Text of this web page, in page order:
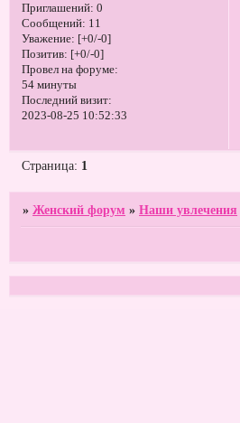
Приглашений: 0
Сообщений: 11
Уважение: [+0/-0]
Позитив: [+0/-0]
Провел на форуме:
54 минуты
Последний визит:
2023-08-25 10:52:33
Страница: 1
»Женский форум »Наши увлечения